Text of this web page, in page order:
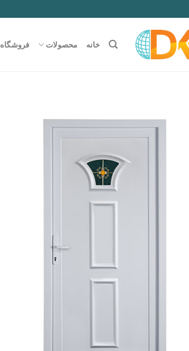
خانه محصولات فروشگاه